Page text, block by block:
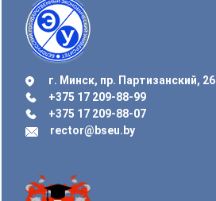
г. Минск, пр. Партизанский, 26
+375 17 209-88-99
+375 17 209-88-07
rector@bseu.by